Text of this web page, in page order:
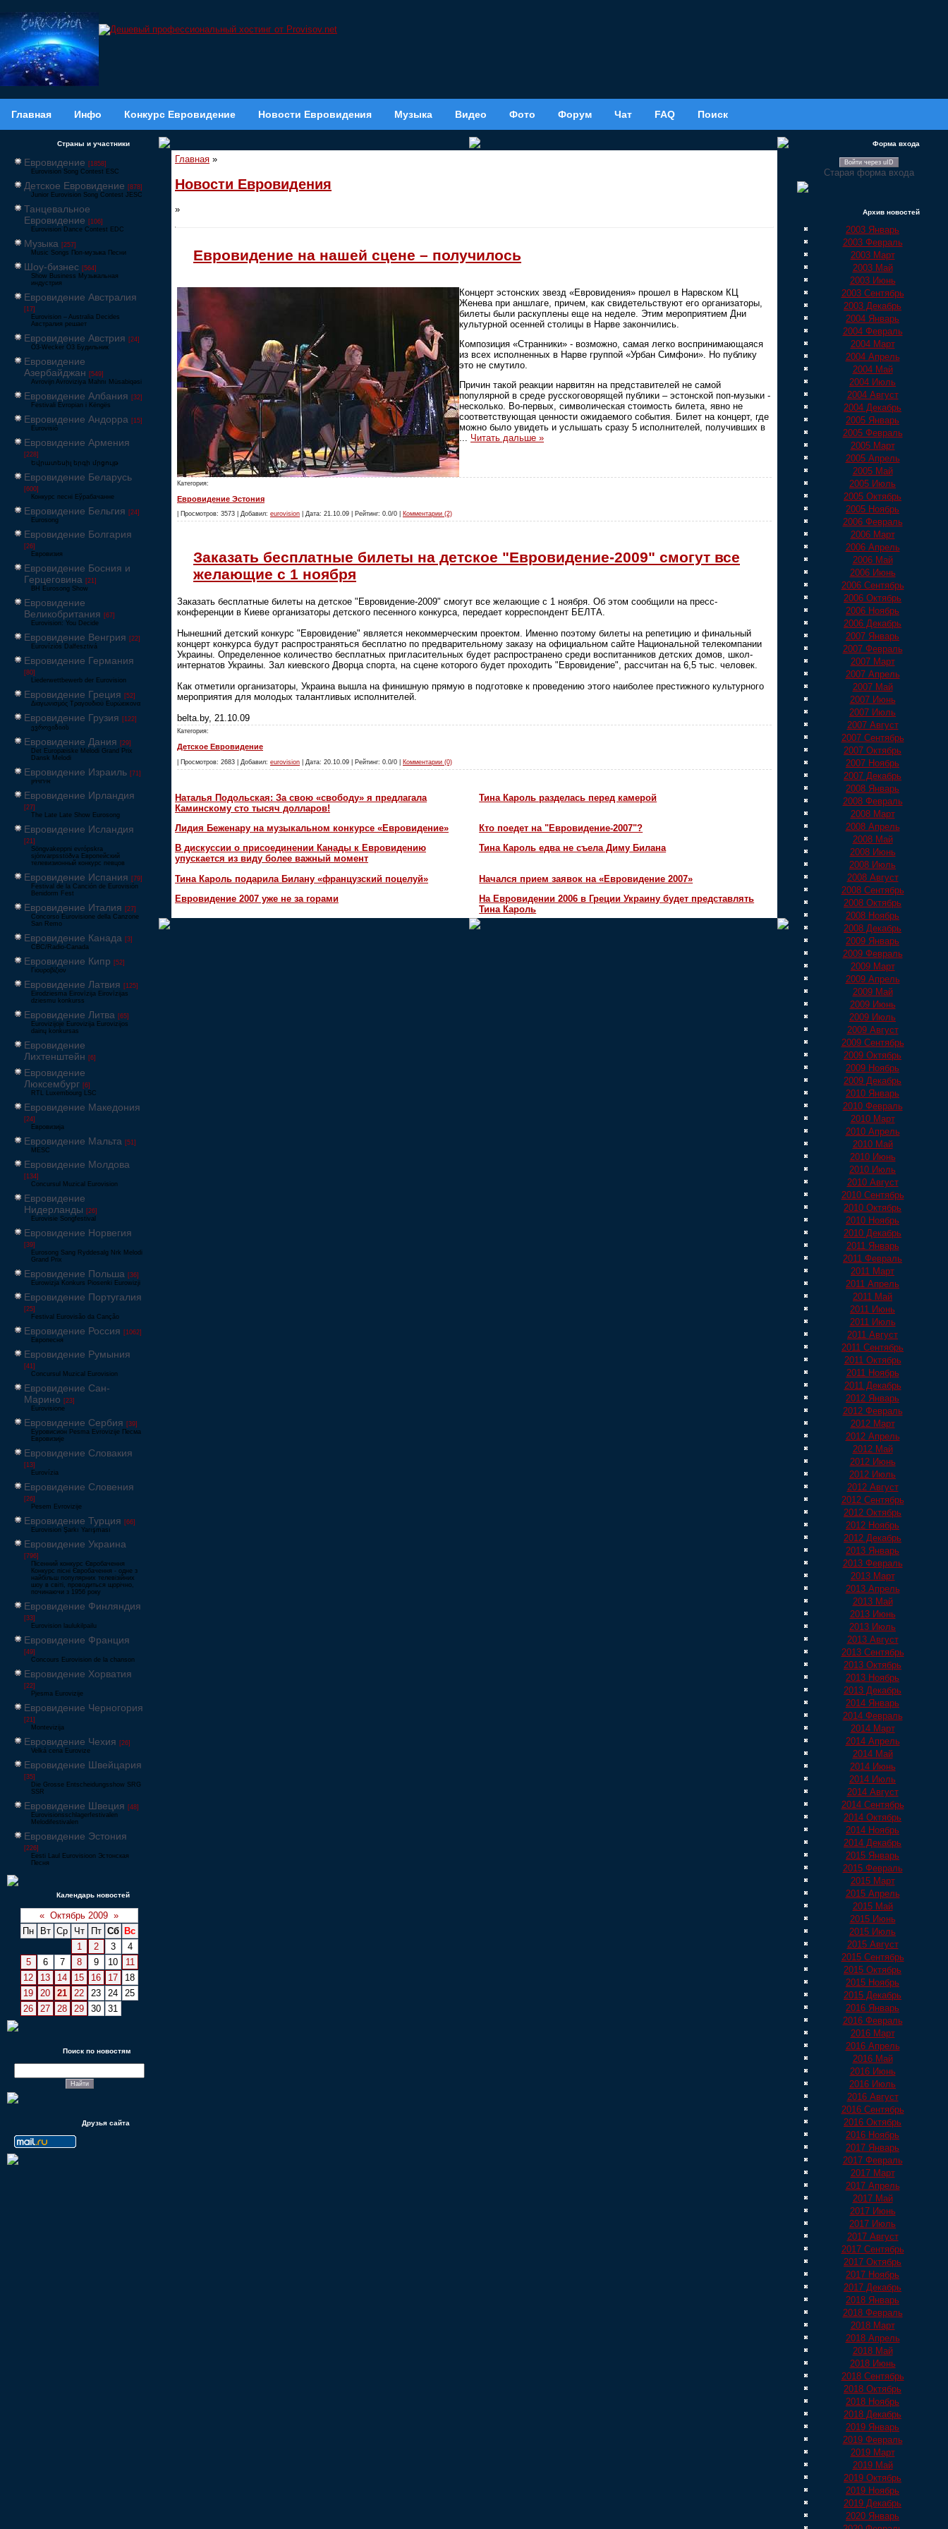
Главная Инфо Конкурс Евровидение Новости Евровидения Музыка Видео Фото Форум Чат FAQ Поиск
Страны и участники
Евровидение [1858]
Eurovision Song Contest ESC
Детское Евровидение [878]
Junior Eurovision Song Contest JESC
Танцевальное
Евровидение [106]
Eurovision Dance Contest EDC
Музыка [257]
Music Songs Поп-музыка Песни
Шоу-бизнес [564]
Show Business Музыкальная
индустрия
Евровидение Австралия
[17]
Eurovision – Australia Decides
Австралия решает
Евровидение Австрия [24]
Ö3-Wecker Ö3 Будильник
Евровидение
Азербайджан [549]
Avrovijn Avroviziya Mahnı Müsabiqəsi
Евровидение Албания [32]
Festivali Evropian i Këngës
Евровидение Андорра [15]
Eurovisió
Евровидение Армения
[228]
Եվրատեսիլ երգի մրցույթ
Евровидение Беларусь
[600]
Конкурс песні Еўрабачанне
Евровидение Бельгия [24]
Eurosong
Евровидение Болгария
[26]
Евровизия
Евровидение Босния и
Герцеговина [21]
BH Eurosong Show
Евровидение
Великобритания [67]
Eurovision: You Decide
Евровидение Венгрия [22]
Eurovíziós Dalfesztivá
Евровидение Германия
[80]
Liederwettbewerb der Eurovision
Евровидение Греция [52]
Διαγωνισμός Τραγουδιού Ευρώεικονα
Евровидение Грузия [122]
ევროვიზიის
Евровидение Дания [29]
Det Europæiske Melodi Grand Prix
Dansk Melodi
Евровидение Израиль [71]
‏אירוויזיון
Евровидение Ирландия
[27]
The Late Late Show Eurosong
Евровидение Исландия
[21]
Söngvakeppni evrópskra
sjónvarpsstöðva Европейский
телевизионный конкурс певцов
Евровидение Испания [79]
Festival de la Canción de Eurovisión
Benidorm Fest
Евровидение Италия [27]
Concorso Eurovisione della Canzone
San Remo
Евровидение Канада [3]
CBC/Radio-Canada
Евровидение Кипр [52]
Γιουροβίζιον
Евровидение Латвия [125]
Eirodziesma Eirovīzija Eirovīzijas
dziesmu konkurss
Евровидение Литва [65]
Eurovizijoje Eurovizija Eurovizijos
dainų konkursas
Евровидение
Лихтенштейн [6]
Евровидение
Люксембург [6]
RTL Luxembourg LSC
Евровидение Македония
[24]
Евровизија
Евровидение Мальта [51]
MESC
Евровидение Молдова
[134]
Concursul Muzical Eurovision
Евровидение
Нидерланды [26]
Eurovisie Songfestival
Евровидение Норвегия
[39]
Eurosong Sang Ryddesalg Nrk Melodi
Grand Prix
Евровидение Польша [36]
Eurowizja Konkurs Piosenki Eurowizji
Евровидение Португалия
[25]
Festival Eurovisão da Canção
Евровидение Россия [1062]
Европесня
Евровидение Румыния
[41]
Concursul Muzical Eurovision
Евровидение Сан-
Марино [23]
Eurovisione
Евровидение Сербия [39]
Еуровисион Pesma Evrovizije Песма
Евровизије
Евровидение Словакия
[13]
Eurovízia
Евровидение Словения
[26]
Pesem Evrovizije
Евровидение Турция [66]
Eurovision Şarkı Yarışması
Евровидение Украина
[796]
Пісенний конкурс Євробачення
Конкурс пісні Євробачення - одне з
найбільш популярних телевізійних
шоу в світі, проводиться щорічно,
починаючи з 1956 року
Евровидение Финляндия
[33]
Eurovision laulukilpailu
Евровидение Франция
[49]
Concours Eurovision de la chanson
Евровидение Хорватия
[22]
Pjesma Eurovizije
Евровидение Черногория
[21]
Montevizija
Евровидение Чехия [26]
Velká cena Eurovize
Евровидение Швейцария
[35]
Die Grosse Entscheidungsshow SRG
SSR
Евровидение Швеция [48]
Eurovisionsschlagerfestivalen
Melodifestivalen
Евровидение Эстония
[226]
Eesti Laul Eurovisioon Эстонская
Песня
Календарь новостей
« Октябрь 2009 »
Пн
Вт Ср Чт Пт Сб
Вс
1
2 3
4
5
6 7 8 9 10
11
12
13 14 15 16 17
18
19
20 21 22 23 24
25
26
27 28 29 30 31
Поиск по новостям
Друзья сайта
Главная »
Новости Евровидения
»
Евровидение на нашей сцене – получилось
Концерт эстонских звезд «Евровидения» прошел в Нарвском КЦ
Женева при аншлаге, причем, как свидетельствуют его организаторы,
билеты были раскуплены еще на неделе. Этим мероприятием Дни
культурной осенней столицы в Нарве закончились.
Композиция «Странники» - возможно, самая легко воспринимающаяся
из всех исполненных в Нарве группой «Урбан Симфони». Но публику
это не смутило.
Причин такой реакции нарвитян на представителей не самой
популярной в среде русскоговорящей публики – эстонской поп-музыки -
несколько. Во-первых, символическая стоимость билета, явно не
соответствующая ценности ожидаемого события. Билет на концерт, где
можно было увидеть и услышать сразу 5 исполнителей, получивших в
... Читать дальше »
Категория:
Евровидение Эстония
| Просмотров: 3573 | Добавил: eurovision | Дата: 21.10.09 | Рейтинг: 0.0/0 | Комментарии (2)
Заказать бесплатные билеты на детское "Евровидение-2009" смогут все
желающие с 1 ноября
Заказать бесплатные билеты на детское "Евровидение-2009" смогут все желающие с 1 ноября. Об этом сообщили на пресс-
конференции в Киеве организаторы детского песенного конкурса, передает корреспондент БЕЛТА.
Нынешний детский конкурс "Евровидение" является некоммерческим проектом. Именно поэтому билеты на репетицию и финальный
концерт конкурса будут распространяться бесплатно по предварительному заказу на официальном сайте Национальной телекомпании
Украины. Определенное количество бесплатных пригласительных будет распространено среди воспитанников детских домов, школ-
интернатов Украины. Зал киевского Дворца спорта, на сцене которого будет проходить "Евровидение", рассчитан на 6,5 тыс. человек.
Как отметили организаторы, Украина вышла на финишную прямую в подготовке к проведению этого наиболее престижного культурного
мероприятия для молодых талантливых исполнителей.
belta.by, 21.10.09
Категория:
Детское Евровидение
| Просмотров: 2683 | Добавил: eurovision | Дата: 20.10.09 | Рейтинг: 0.0/0 | Комментарии (0)
Наталья Подольская: За свою «свободу» я предлагала
Каминскому сто тысяч долларов!
Тина Кароль разделась перед камерой
Лидия Беженару на музыкальном конкурсе «Евровидение»
Кто поедет на "Евровидение-2007"?
В дискуссии о присоединении Канады к Евровидению
упускается из виду более важный момент
Тина Кароль едва не съела Диму Билана
Тина Кароль подарила Билану «французский поцелуй»
Начался прием заявок на «Евровидение 2007»
Евровидение 2007 уже не за горами
На Евровидении 2006 в Греции Украину будет представлять
Тина Кароль
Форма входа
Войти через uID
Старая форма входа
Архив новостей
2003 Январь
2003 Февраль
2003 Март
2003 Май
2003 Июнь
2003 Сентябрь
2003 Декабрь
2004 Январь
2004 Февраль
2004 Март
2004 Апрель
2004 Май
2004 Июль
2004 Август
2004 Декабрь
2005 Январь
2005 Февраль
2005 Март
2005 Апрель
2005 Май
2005 Июль
2005 Октябрь
2005 Ноябрь
2006 Февраль
2006 Март
2006 Апрель
2006 Май
2006 Июнь
2006 Сентябрь
2006 Октябрь
2006 Ноябрь
2006 Декабрь
2007 Январь
2007 Февраль
2007 Март
2007 Апрель
2007 Май
2007 Июнь
2007 Июль
2007 Август
2007 Сентябрь
2007 Октябрь
2007 Ноябрь
2007 Декабрь
2008 Январь
2008 Февраль
2008 Март
2008 Апрель
2008 Май
2008 Июнь
2008 Июль
2008 Август
2008 Сентябрь
2008 Октябрь
2008 Ноябрь
2008 Декабрь
2009 Январь
2009 Февраль
2009 Март
2009 Апрель
2009 Май
2009 Июнь
2009 Июль
2009 Август
2009 Сентябрь
2009 Октябрь
2009 Ноябрь
2009 Декабрь
2010 Январь
2010 Февраль
2010 Март
2010 Апрель
2010 Май
2010 Июнь
2010 Июль
2010 Август
2010 Сентябрь
2010 Октябрь
2010 Ноябрь
2010 Декабрь
2011 Январь
2011 Февраль
2011 Март
2011 Апрель
2011 Май
2011 Июнь
2011 Июль
2011 Август
2011 Сентябрь
2011 Октябрь
2011 Ноябрь
2011 Декабрь
2012 Январь
2012 Февраль
2012 Март
2012 Апрель
2012 Май
2012 Июнь
2012 Июль
2012 Август
2012 Сентябрь
2012 Октябрь
2012 Ноябрь
2012 Декабрь
2013 Январь
2013 Февраль
2013 Март
2013 Апрель
2013 Май
2013 Июнь
2013 Июль
2013 Август
2013 Сентябрь
2013 Октябрь
2013 Ноябрь
2013 Декабрь
2014 Январь
2014 Февраль
2014 Март
2014 Апрель
2014 Май
2014 Июнь
2014 Июль
2014 Август
2014 Сентябрь
2014 Октябрь
2014 Ноябрь
2014 Декабрь
2015 Январь
2015 Февраль
2015 Март
2015 Апрель
2015 Май
2015 Июнь
2015 Июль
2015 Август
2015 Сентябрь
2015 Октябрь
2015 Ноябрь
2015 Декабрь
2016 Январь
2016 Февраль
2016 Март
2016 Апрель
2016 Май
2016 Июнь
2016 Июль
2016 Август
2016 Сентябрь
2016 Октябрь
2016 Ноябрь
2017 Январь
2017 Февраль
2017 Март
2017 Апрель
2017 Май
2017 Июнь
2017 Июль
2017 Август
2017 Сентябрь
2017 Октябрь
2017 Ноябрь
2017 Декабрь
2018 Январь
2018 Февраль
2018 Март
2018 Апрель
2018 Май
2018 Июнь
2018 Сентябрь
2018 Октябрь
2018 Ноябрь
2018 Декабрь
2019 Январь
2019 Февраль
2019 Март
2019 Май
2019 Октябрь
2019 Ноябрь
2019 Декабрь
2020 Январь